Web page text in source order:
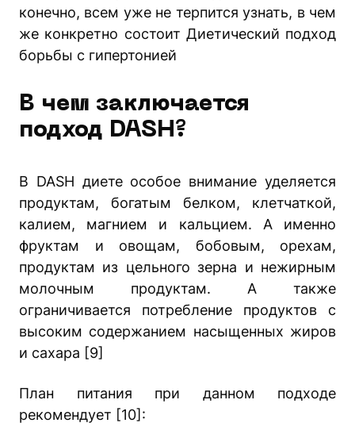
конечно, всем уже не терпится узнать, в чем
же конкретно состоит Диетический подход
борьбы с гипертонией
В чем заключается
подход DASH?
В DASH диете особое внимание уделяется
продуктам, богатым белком, клетчаткой,
калием, магнием и кальцием. А именно
фруктам и овощам, бобовым, орехам,
продуктам из цельного зерна и нежирным
молочным продуктам. А также
ограничивается потребление продуктов с
высоким содержанием насыщенных жиров
и сахара [9]
План питания при данном подходе
рекомендует [10]: